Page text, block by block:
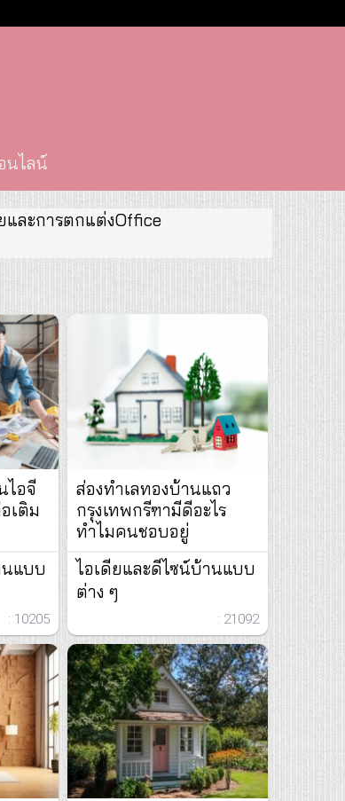
นไลน์
และการตกแต่งOffice
ไอจี
เติม
นแบบ
: 10205
ส่องทำเลทองบ้านแถว
กรุงเทพกรีฑามีดีอะไร
ทำไมคนชอบอยู่
ไอเดียและดีไซน์บ้านแบบ
ต่าง ๆ
: 21092